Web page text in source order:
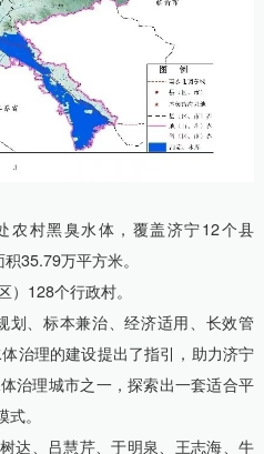
农村黑臭水体，覆盖济宁12个县
35.79万平方米。
）128个行政村。
划、标本兼治、经济适用、长效管
治理的建设提出了指引，助力济宁
治理城市之一，探索出一套适合平
。
达、吕慧芹、于明泉、王志海、牛